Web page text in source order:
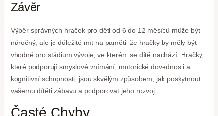
Závěr
Výběr správných hraček pro děti od 6 do 12 měsíců může být
náročný, ale je důležité mít na paměti, že hračky by měly být
vhodné pro stádium vývoje, ve kterém se dítě nachází. Hračky,
které podporují smyslové vnímání, motorické dovednosti a
kognitivní schopnosti, jsou skvělým způsobem, jak poskytnout
vašemu dítěti zábavu a podporovat jeho rozvoj.
Časté Chyby